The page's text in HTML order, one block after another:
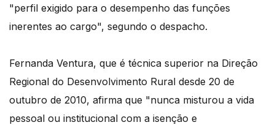
"perfil exigido para o desempenho das funções
inerentes ao cargo", segundo o despacho.
Fernanda Ventura, que é técnica superior na Direção
Regional do Desenvolvimento Rural desde 20 de
outubro de 2010, afirma que "nunca misturou a vida
pessoal ou institucional com a isenção e